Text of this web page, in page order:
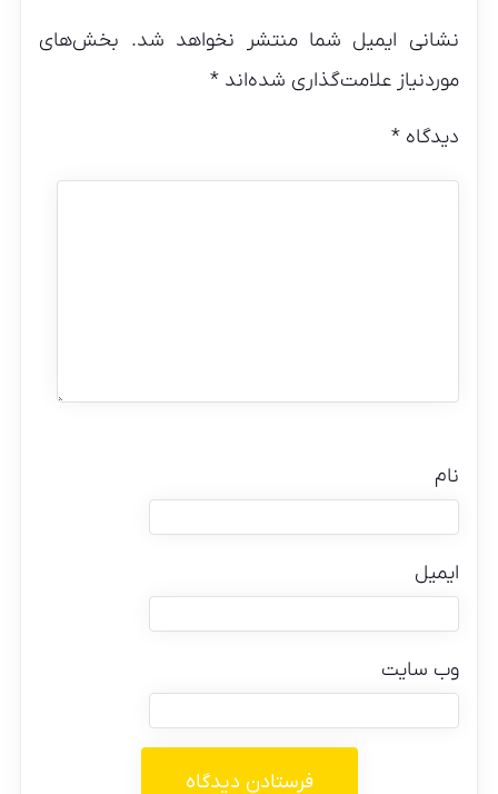
نشانی ایمیل شما منتشر نخواهد شد. بخش‌های
موردنیاز علامت‌گذاری شده‌اند*
دیدگاه*
نام
ایمیل
وب‌ سایت